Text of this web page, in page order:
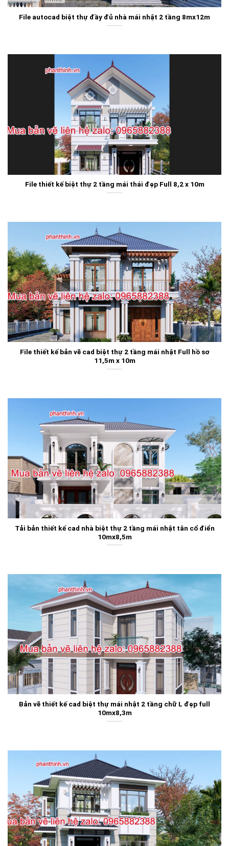
File autocad biệt thự đầy đủ nhà mái nhật 2 tầng 8mx12m
File thiết kế biệt thự 2 tầng mái thái đẹp Full 8,2 x 10m
File thiết kế bản vẽ cad biệt thự 2 tầng mái nhật Full hồ sơ
11,5m x 10m
Tải bản thiết kế cad nhà biệt thự 2 tầng mái nhật tân cổ điển
10mx8,5m
Bản vẽ thiết kế cad biệt thự mái nhật 2 tầng chữ L đẹp full
10mx8,3m